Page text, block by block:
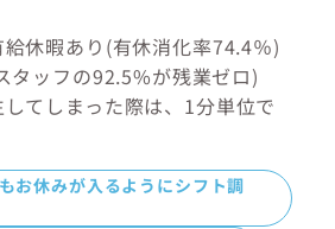
休暇あり(有休消化率74.4％)
ッフの92.5%が残業ゼロ)
てしまった際は、1分単位で
お休みが入るようにシフト調